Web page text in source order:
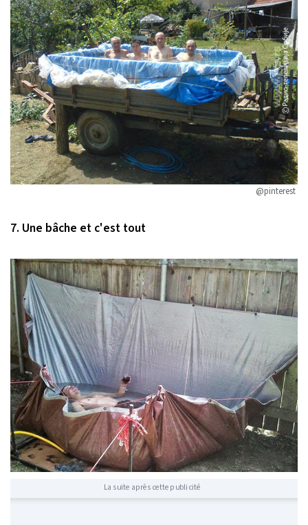
@pinterest
7. Une bâche et c'est tout
La suite après cette publicité